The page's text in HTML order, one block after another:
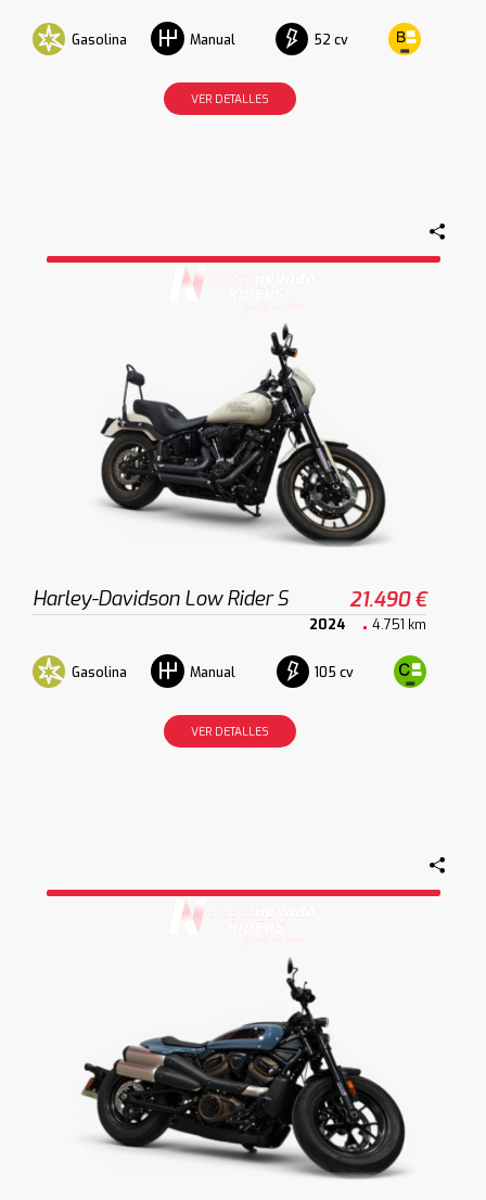
Gasolina Manual 52 cv
VER DETALLES
Harley-Davidson Low Rider S 21.490 €
2024 4.751 km
Gasolina Manual 105 cv
VER DETALLES